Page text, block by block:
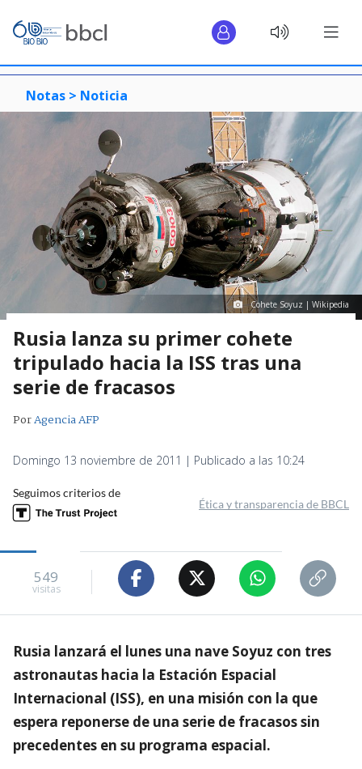
Notas > Noticia
Cohete Soyuz | Wikipedia
Rusia lanza su primer cohete
tripulado hacia la ISS tras una
serie de fracasos
PorAgencia AFP
Domingo 13 noviembre de 2011 | Publicado a las 10:24
Seguimos criterios de
Ética y transparencia de BBCL
549
visitas
Rusia lanzará el lunes una nave Soyuz con tres
astronautas hacia la Estación Espacial
Internacional (ISS), en una misión con la que
espera reponerse de una serie de fracasos sin
precedentes en su programa espacial.